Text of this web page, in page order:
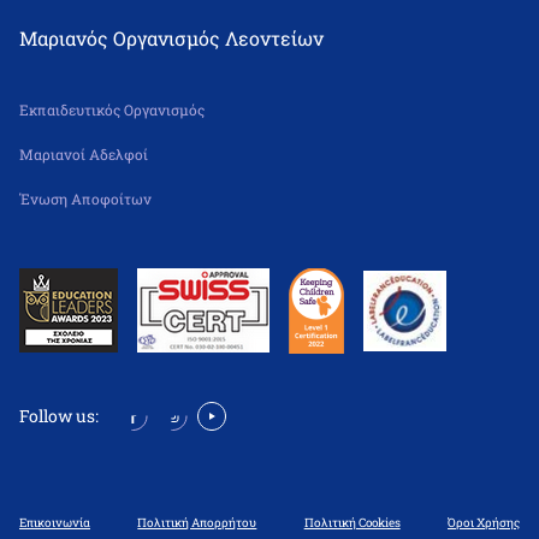
Μαριανός Οργανισμός Λεοντείων
Εκπαιδευτικός Οργανισμός
Μαριανοί Αδελφοί
Ένωση Αποφοίτων
Follow us:
Επικοινωνία Πολιτική Απορρήτου Πολιτική Cookies Όροι Χρήσης